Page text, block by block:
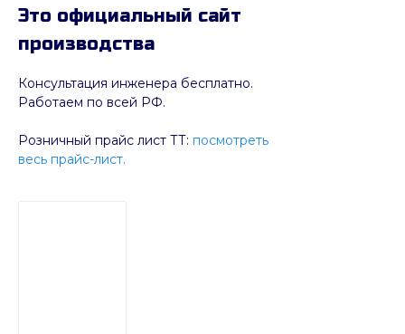
Консультация инженера бесплатно.
Работаем по всей РФ.
Розничный прайс лист ТТ: посмотреть
весь прайс-лист.
Это официальный сайт
производства